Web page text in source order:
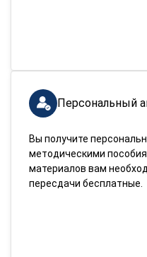
Персональный
Вы получите
методическими
материалов вам
пересдачи бесплатные.